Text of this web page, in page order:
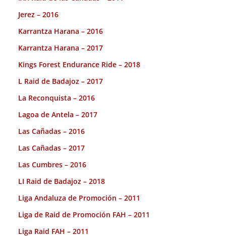
Jerez – 2016
Karrantza Harana – 2016
Karrantza Harana – 2017
Kings Forest Endurance Ride – 2018
L Raid de Badajoz – 2017
La Reconquista – 2016
Lagoa de Antela – 2017
Las Cañadas – 2016
Las Cañadas – 2017
Las Cumbres – 2016
LI Raid de Badajoz – 2018
Liga Andaluza de Promoción – 2011
Liga de Raid de Promoción FAH – 2011
Liga Raid FAH – 2011